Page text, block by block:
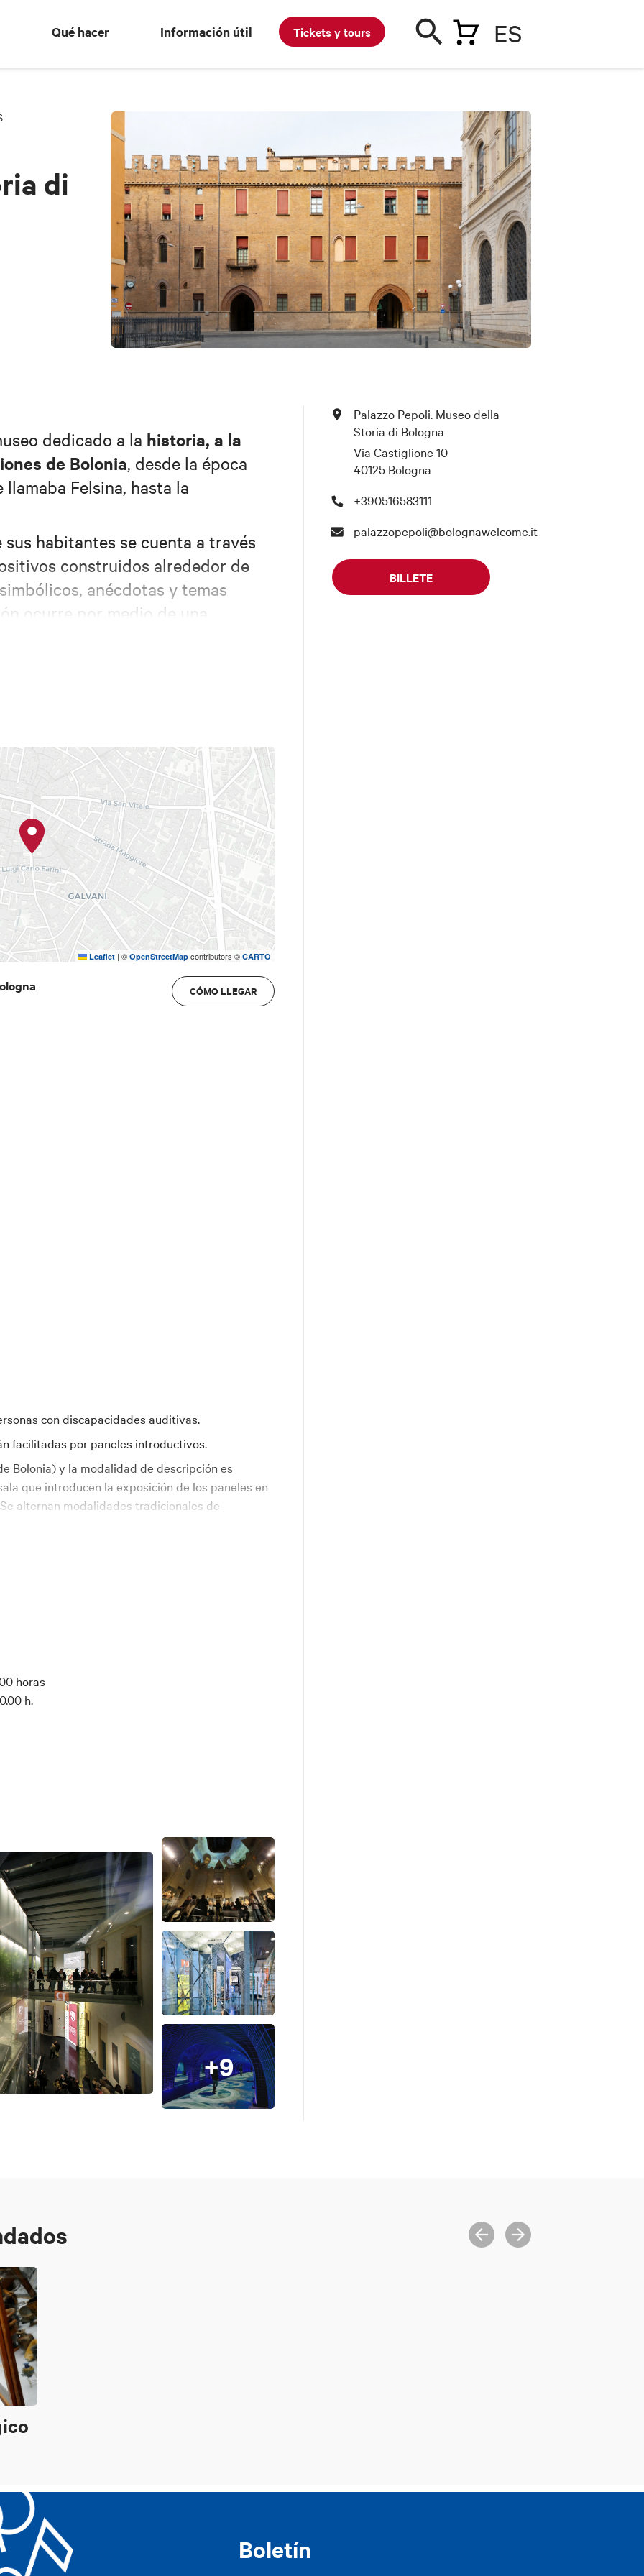
Qué hacer Información útil Tickets y tours ES
di
dedicado a la historia, a la
de Bolonia, desde la época
Felsina, hasta la
habitantes se cuenta a través
construidos alrededor de
anécdotas y temas
ocurre por medio de una
es gratuita.
hacer una pausa en el Café del
en la Tienda del Museo.
Leaflet | ©OpenStreetMap contributors ©CARTO
CÓMO LLEGAR
con discapacidades auditivas.
facilitadas por paneles introductivos.
Bolonia) y la modalidad de descripción es
que introducen la exposición de los paneles en
alternan modalidades tradicionales de
requiere competencias lingüísticas medias,
propia cuenta pueden visitar el sitio internet,
visual en caso de alarma tanto en los aseos
(Bolonia Etrusca) donde se ha reconstruido
así como para llegar al Teatro Virtual, por la
pasamano a la derecha; el espacio interior al
la visión a las personas en silla de ruedas.
horas
h.
+9
Palazzo Pepoli. Museo della
Storia di Bologna
Via Castiglione 10
40125 Bologna
+390516583111
palazzopepoli@bolognawelcome.it
BILLETE
Boletín